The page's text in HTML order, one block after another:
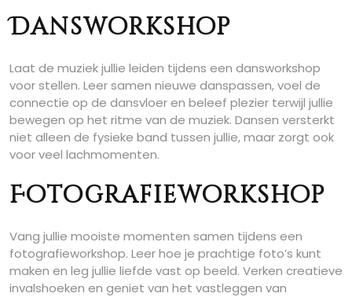
Dansworkshop
Laat de muziek jullie leiden tijdens een dansworkshop
voor stellen. Leer samen nieuwe danspassen, voel de
connectie op de dansvloer en beleef plezier terwijl jullie
bewegen op het ritme van de muziek. Dansen versterkt
niet alleen de fysieke band tussen jullie, maar zorgt ook
voor veel lachmomenten.
Fotografieworkshop
Vang jullie mooiste momenten samen tijdens een
fotografieworkshop. Leer hoe je prachtige foto’s kunt
maken en leg jullie liefde vast op beeld. Verken creatieve
invalshoeken en geniet van het vastleggen van